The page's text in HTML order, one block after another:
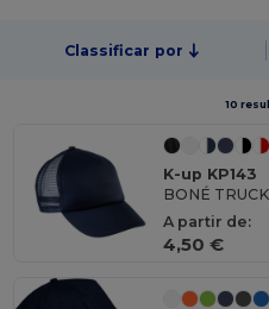
Classificar por
10
K-up KP143
BONÉ
A partir de:
4,50 €